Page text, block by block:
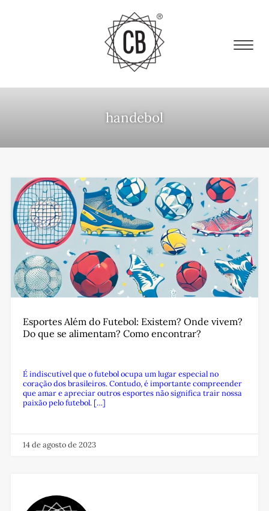
handebol
Esportes Além do Futebol: Existem? Onde vivem?
Do que se alimentam? Como encontrar?
É indiscutível que o futebol ocupa um lugar especial no
coração dos brasileiros. Contudo, é importante compreender
que amar e apreciar outros esportes não significa trair nossa
paixão pelo futebol. […]
14 de agosto de 2023